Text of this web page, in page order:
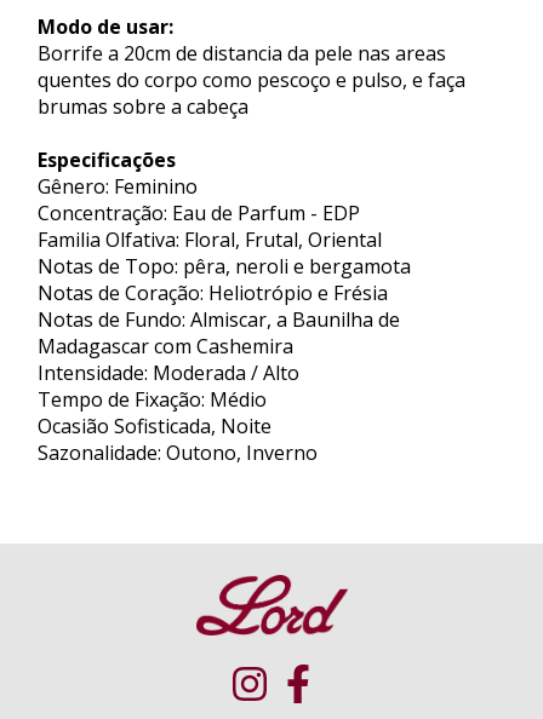
Modo de usar:
Borrife a 20cm de distancia da pele nas areas
quentes do corpo como pescoço e pulso, e faça
brumas sobre a cabeça
Especificações
Gênero: Feminino
Concentração: Eau de Parfum - EDP
Familia Olfativa: Floral, Frutal, Oriental
Notas de Topo: pêra, neroli e bergamota
Notas de Coração: Heliotrópio e Frésia
Notas de Fundo: Almiscar, a Baunilha de
Madagascar com Cashemira
Intensidade: Moderada / Alto
Tempo de Fixação: Médio
Ocasião Sofisticada, Noite
Sazonalidade: Outono, Inverno